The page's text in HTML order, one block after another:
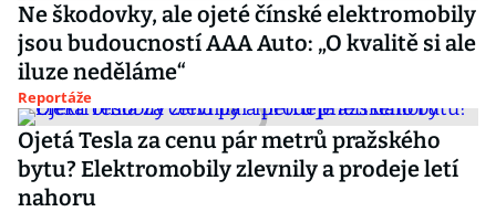
Ne škodovky, ale ojeté čínské elektromobily
jsou budoucností AAA Auto: „O kvalitě si ale
iluze neděláme“
Reportáže
Ojetá Tesla za cenu pár metrů pražského
bytu? Elektromobily zlevnily a prodeje letí
nahoru